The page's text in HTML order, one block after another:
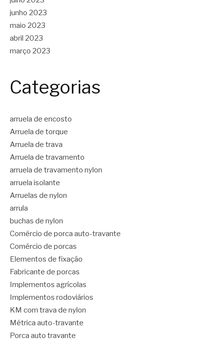
junho 2023
maio 2023
abril 2023
março 2023
Categorias
arruela de encosto
Arruela de torque
Arruela de trava
Arruela de travamento
arruela de travamento nylon
arruela isolante
Arruelas de nylon
arrula
buchas de nylon
Comércio de porca auto-travante
Comércio de porcas
Elementos de fixação
Fabricante de porcas
Implementos agrícolas
Implementos rodoviários
KM com trava de nylon
Métrica auto-travante
Porca auto travante